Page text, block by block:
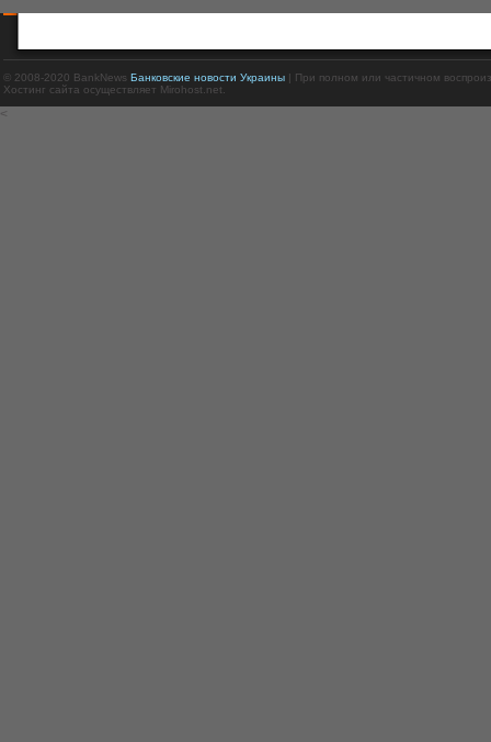
© 2008-2020 BankNews Банковские новости Украины| При полном или частичном
Хостинг сайта осуществляет Mirohost.net.
<